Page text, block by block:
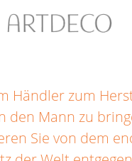
Händler zum
den Mann zu
Sie von dem